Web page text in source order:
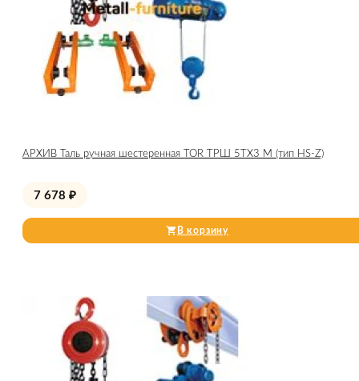
АРХИВ Таль ручная шестеренная TOR ТРШ 5ТХ3 М (тип HS-Z)
7 678 ₽
В корзину